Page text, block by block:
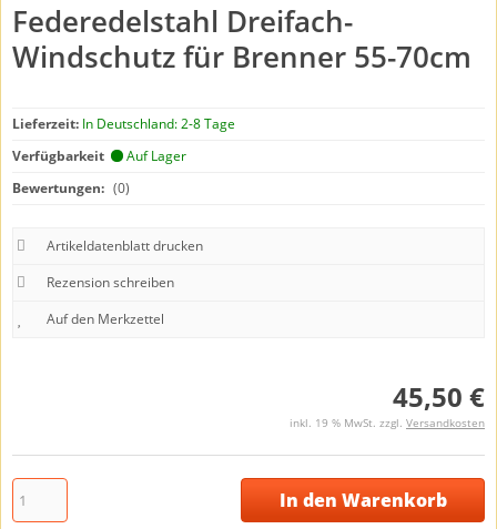
Federedelstahl Dreifach-
Windschutz für Brenner 55-70cm
Lieferzeit: In Deutschland: 2-8 Tage
Verfügbarkeit
Auf Lager
Bewertungen: (0)
Artikeldatenblatt drucken
Rezension schreiben
45,50 €
inkl. 19 % MwSt. zzgl. Versandkosten
In den Warenkorb